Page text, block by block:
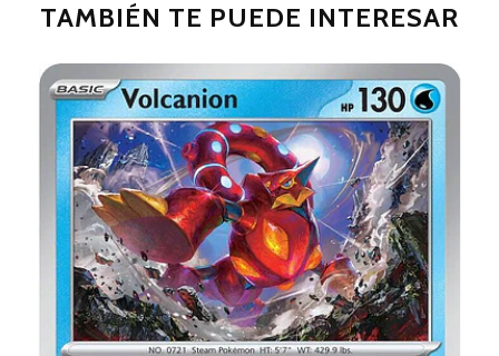
TAMBIÉN TE PUEDE INTERESAR